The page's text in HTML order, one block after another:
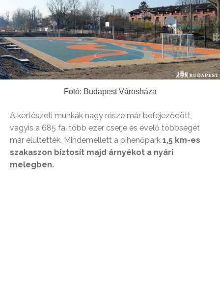
Fotó: Budapest Városháza
A kertészeti munkák nagy része már befejeződött,
vagyis a 685 fa, több ezer cserje és évelő többségét
már elültették. Mindemellett a pihenőpark 1,5 km-es
szakaszon biztosít majd árnyékot a nyári
melegben.